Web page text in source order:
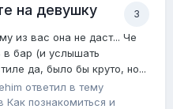
3
на девушку
из вас она не даст... Че
в бар (и услышать
да, было бы круто, но...
ответил в тему
Как познакомиться и